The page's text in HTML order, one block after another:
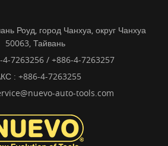
Роуд, город Чанхуа, округ Чанхуа
50063, Тайвань
4-7263256 / +886-4-7263257
: +886-4-7263255
auto-tools.com